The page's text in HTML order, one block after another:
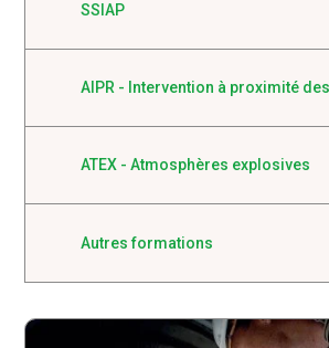
SSIAP
AIPR - Intervention à proximité
ATEX - Atmosphères explosives
Autres formations